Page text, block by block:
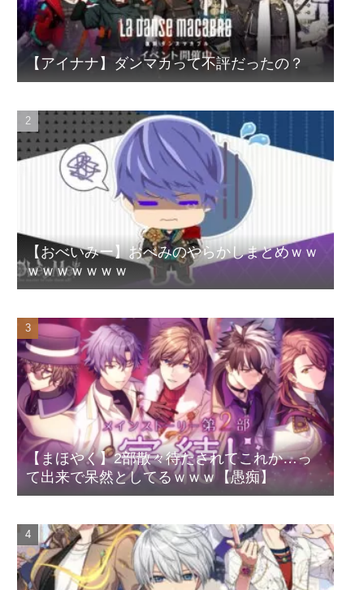
【アイナナ】ダンマカって不評だったの？
【おべいみー】おべみのやらかしまとめｗｗ
ｗｗｗｗｗｗｗ
【まほやく】2部散々待たされてこれか…っ
て出来で呆然としてるｗｗｗ【愚痴】